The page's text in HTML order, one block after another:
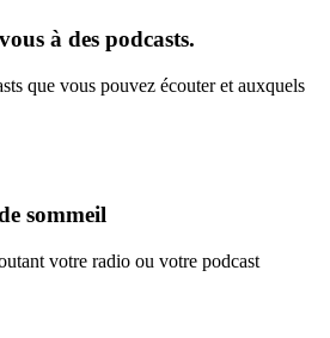
à des podcasts.
que vous pouvez écouter et auxquels
sommeil
votre radio ou votre podcast